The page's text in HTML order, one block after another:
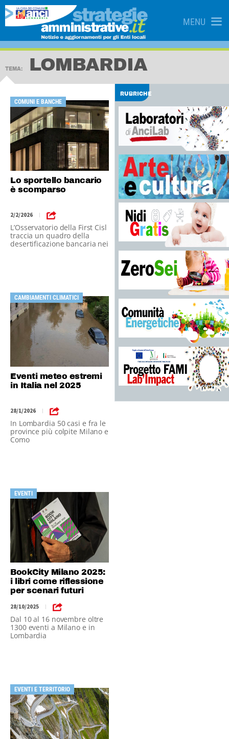
MENU
TEMA: LOMBARDIA
COMUNI E BANCHE
Lo sportello bancario
è scomparso
2/2/2026 |
L’Osservatorio della First Cisl
traccia un quadro della
desertificazione bancaria nei
CAMBIAMENTI CLIMATICI
Eventi meteo estremi
in Italia nel 2025
28/1/2026 |
In Lombardia 50 casi e fra le
province più colpite Milano e
Como
EVENTI
BookCity Milano 2025:
i libri come riflessione
per scenari futuri
28/10/2025 |
Dal 10 al 16 novembre oltre
1300 eventi a Milano e in
Lombardia
EVENTI E TERRITORIO
RUBRICHE